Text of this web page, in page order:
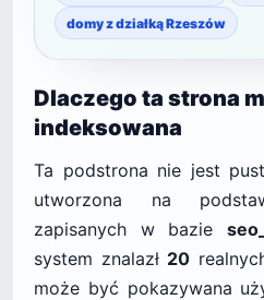
domy z działką Rzeszów
Dlaczego ta strona
indeksowana
Ta podstrona nie jest
utworzona na
zapisanych w bazie
system znalazł 20
może być pokazywana